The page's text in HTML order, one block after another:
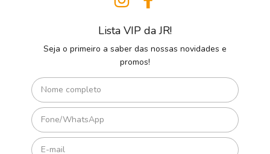
Lista VIP da JR!
Seja o primeiro a saber das nossas novidades e
promos!